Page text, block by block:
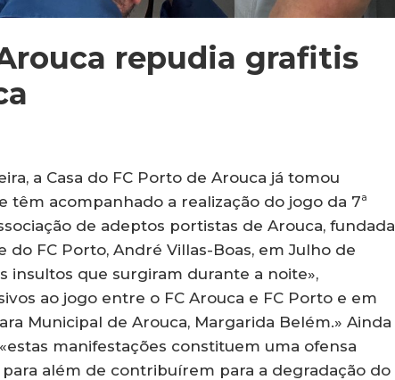
repudia grafitis
a Casa do FC Porto de Arouca já tomou
têm acompanhado a realização do jogo da 7ª
de adeptos portistas de Arouca, fundada
FC Porto, André Villas-Boas, em Julho de
insultos que surgiram durante a noite»,
ao jogo entre o FC Arouca e FC Porto e em
Municipal de Arouca, Margarida Belém.» Ainda
manifestações constituem uma ofensa
para além de contribuírem para a degradação do